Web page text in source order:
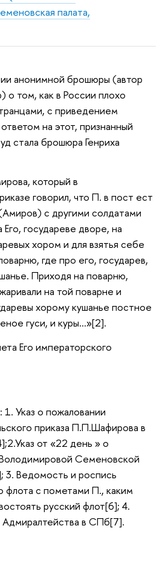
палата,
анонимной брошюры (автор
о том, как в России плохо
с приведением
на этот, признанный
стала брошюра Генриха
который в
говорил, что П. в пост ест
с другими солдатами
государеве дворе, на
хором и для взятья себе
где про его, государев,
Приходя на поварню,
на той поварне и
хорому кушанье постное
гуси, и куры…»[2].
Его императорского
: 1. Указ о пожаловании
приказа П.П.Шафирова в
от «22 день » о
Семеновской
3. Ведомость и роспись
флота с пометами П., каким
русский флот[6]; 4.
в СПб[7].